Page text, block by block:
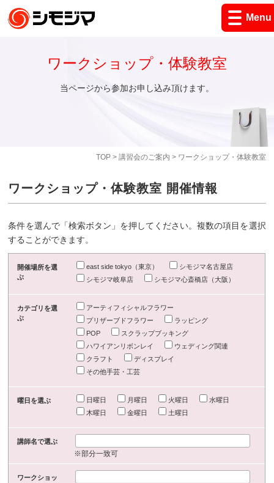
Menu
TOP> 講習会のご案内 > ワークショップ・体験教室
ワークショップ・体験教室
当ページから参加お申し込み頂けます。
ワークショップ・体験教室 開催情報
条件を選んで「検索ボタン」を押してください。複数の項目を選択
することができます。
開催場所を選
ぶ
east side tokyo（東京）
シモジマ名古屋店
シモジマ岐阜店
シモジマ心斎橋店（大阪）
カテゴリを選
ぶ
アーティフィシャルフラワー
プリザーブドフラワー
ラッピング
POP
スクラップブッキング
ハワイアンリボンレイ
ウェディング関連
クラフト
ディスプレイ
その他手芸・工芸
曜日を選ぶ 日曜日 月曜日 火曜日
水曜日
木曜日
金曜日 土曜日
講師名で選ぶ
※部分一致可
ワークショッ